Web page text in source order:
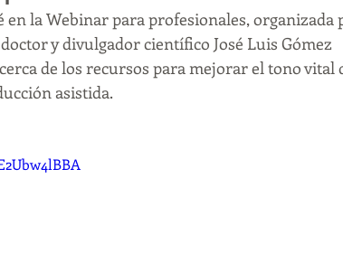
infertilidad duelo perinatal aborto duelo
en la Webinar para profesionales, organizada
y divulgador científico José Luis Gómez
de los recursos para mejorar el tono vital
asistida.